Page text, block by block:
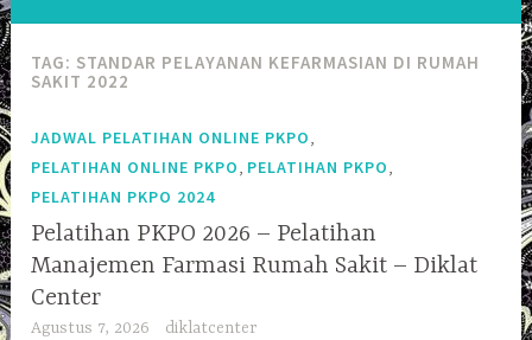
TAG: STANDAR PELAYANAN KEFARMASIAN DI RUMAH
SAKIT 2022
JADWAL PELATIHAN ONLINE PKPO
PELATIHAN ONLINE PKPO PELATIHAN PKPO
PELATIHAN PKPO 2024
Pelatihan PKPO 2026 – Pelatihan
Manajemen Farmasi Rumah Sakit – Diklat
Center
Agustus 7, 2026 diklatcenter